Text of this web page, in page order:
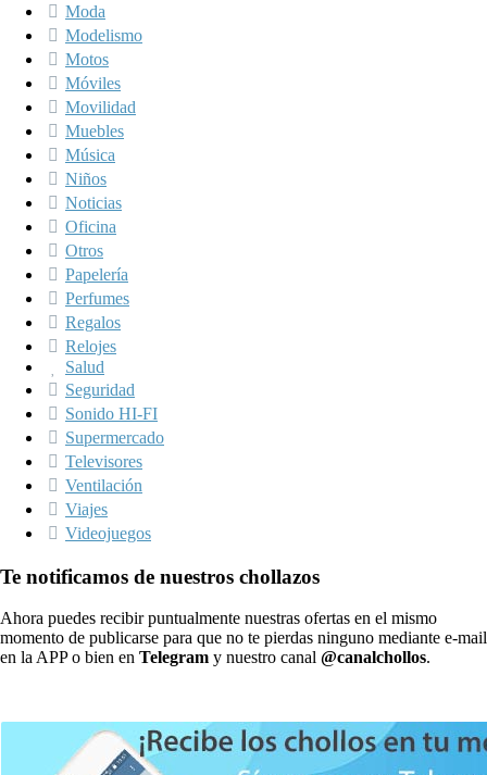
Moda
Modelismo
Motos
Móviles
Movilidad
Muebles
Música
Niños
Noticias
Oficina
Otros
Papelería
Perfumes
Regalos
Relojes
Salud
Seguridad
Sonido HI-FI
Supermercado
Televisores
Ventilación
Viajes
Videojuegos
Te notificamos de nuestros chollazos
Ahora puedes recibir puntualmente nuestras ofertas en el mismo
momento de publicarse para que no te pierdas ninguno mediante e-mail
en la APP o bien en Telegram y nuestro canal @canalchollos.